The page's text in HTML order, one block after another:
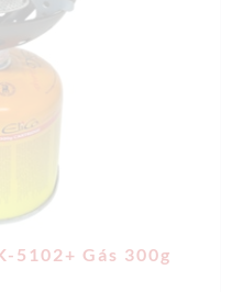
5102+ Gás 300g